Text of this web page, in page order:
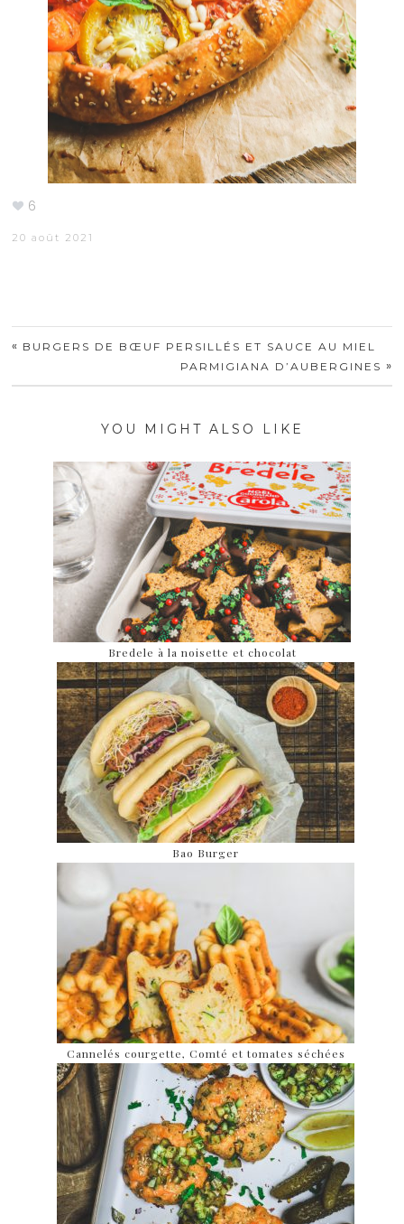
6
20 août 2021
« BURGERS DE BŒUF PERSILLÉS ET SAUCE AU MIEL
PARMIGIANA D’AUBERGINES »
YOU MIGHT ALSO LIKE
Bredele à la noisette et chocolat
Bao Burger
Cannelés courgette, Comté et tomates séchées